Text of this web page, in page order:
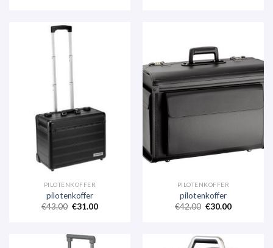
PILOTENKOFFER
pilotenkoffer
€43.00 €31.00
PILOTENKOFFER
pilotenkoffer
€42.00 €30.00